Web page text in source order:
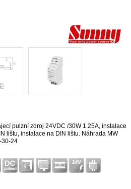
pulzní zdroj 24VDC /30W 1.25A, instalace
lištu, instalace na DIN lištu. Náhrada MW
30-24